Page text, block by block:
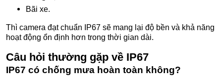
Bãi xe.
Thì camera đạt chuẩn IP67 sẽ mang lại độ bền và khả năng
hoạt động ổn định hơn trong thời gian dài.
Câu hỏi thường gặp về IP67
IP67 có chống mưa hoàn toàn không?